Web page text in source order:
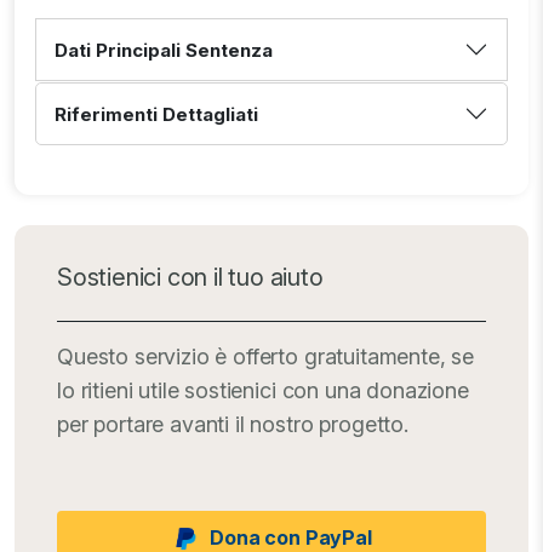
Dati Principali Sentenza
Riferimenti Dettagliati
Sostienici con il tuo aiuto
Questo servizio è offerto gratuitamente, se
lo ritieni utile sostienici con una donazione
per portare avanti il nostro progetto.
Dona con PayPal